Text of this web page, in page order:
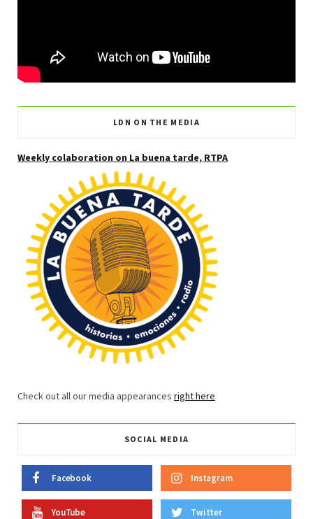
LDN ON THE MEDIA
Weekly colaboration on La buena tarde, RTPA
Check out all our media appearances right here
SOCIAL MEDIA
Facebook Instagram
YouTube Twitter